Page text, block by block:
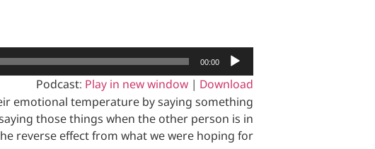
אודיו
00:00
Podcast: Play in new window | Download
emotional temperature by saying something
those things when the other person is in
reverse effect from what we were hoping for.